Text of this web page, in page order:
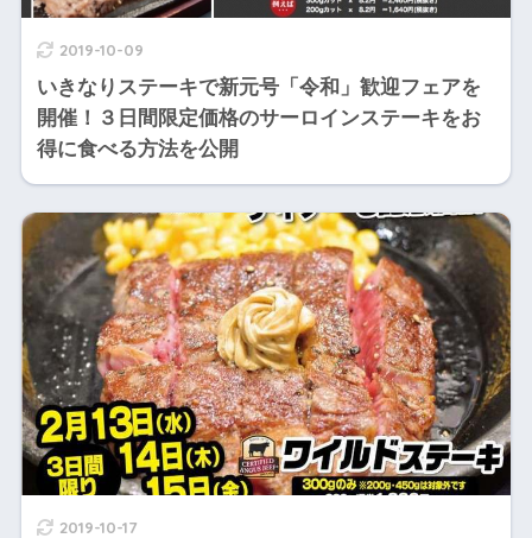
2019-10-09
いきなりステーキで新元号「令和」歓迎フェアを
開催！３日間限定価格のサーロインステーキをお
得に食べる方法を公開
2019-10-17